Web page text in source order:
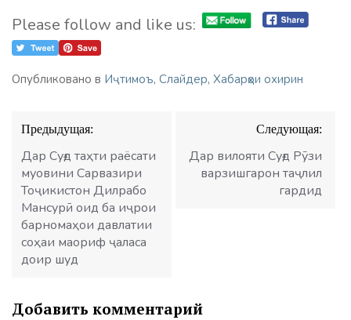
Please follow and like us:
Опубликовано в Иҷтимоъ, Слайдер, Хабарҳои охирин
Навигация
по
записям
Предыдущая:
Дар Суғд таҳти раёсати
муовини Сарвазири
Тоҷикистон Дилрабо
Мансурӣ оид ба иҷрои
барномаҳои давлатии
соҳаи маориф ҷаласа
доир шуд
Следующая:
Дар вилояти Суғд Рӯзи
варзишгарон таҷлил
гардид
Добавить комментарий